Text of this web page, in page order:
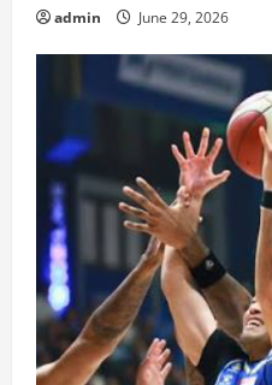
admin June 29, 2026